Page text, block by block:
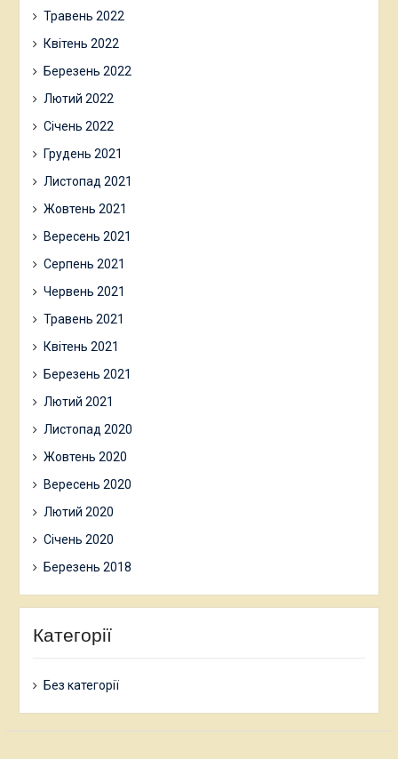
Травень 2022
Квітень 2022
Березень 2022
Лютий 2022
Січень 2022
Грудень 2021
Листопад 2021
Жовтень 2021
Вересень 2021
Серпень 2021
Червень 2021
Травень 2021
Квітень 2021
Березень 2021
Лютий 2021
Листопад 2020
Жовтень 2020
Вересень 2020
Лютий 2020
Січень 2020
Березень 2018
Категорії
Без категорії